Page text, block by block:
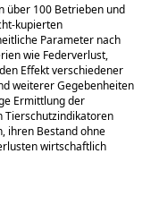
über 100 Betrieben und
kupierten
Parameter nach
wie Federverlust,
Effekt verschiedener
weiterer Gegebenheiten
Ermittlung der
Tierschutzindikatoren
ihren Bestand ohne
wirtschaftlich